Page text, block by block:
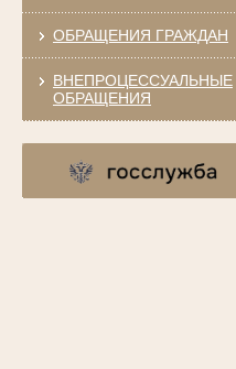
ОБРАЩЕНИЯ ГРАЖДАН
ВНЕПРОЦЕССУАЛЬНЫЕ
ОБРАЩЕНИЯ